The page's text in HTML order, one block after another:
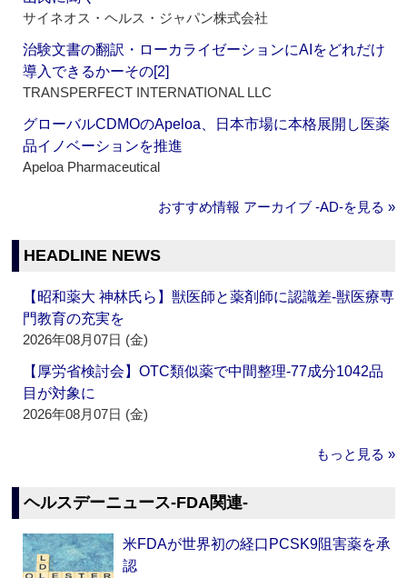
サイネオス・ヘルス・ジャパン株式会社
治験文書の翻訳・ローカライゼーションにAIをどれだけ
導入できるかーその[2]
TRANSPERFECT INTERNATIONAL LLC
グローバルCDMOのApeloa、日本市場に本格展開し医薬
品イノベーションを推進
Apeloa Pharmaceutical
おすすめ情報 アーカイブ ‐AD‐を見る »
HEADLINE NEWS
【昭和薬大 神林氏ら】獣医師と薬剤師に認識差‐獣医療専
門教育の充実を
2026年08月07日 (金)
【厚労省検討会】OTC類似薬で中間整理‐77成分1042品
目が対象に
2026年08月07日 (金)
もっと見る »
ヘルスデーニュース‐FDA関連‐
米FDAが世界初の経口PCSK9阻害薬を承
認